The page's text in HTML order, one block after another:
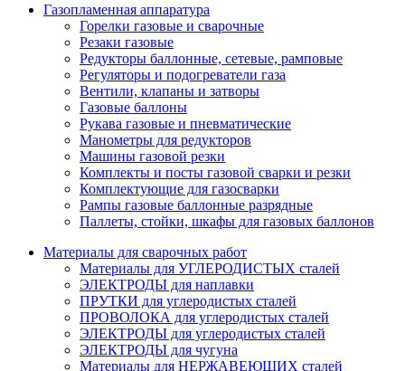
Газопламенная аппаратура
Горелки газовые и сварочные
Резаки газовые
Редукторы баллонные, сетевые, рамповые
Регуляторы и подогреватели газа
Вентили, клапаны и затворы
Газовые баллоны
Рукава газовые и пневматические
Манометры для редукторов
Машины газовой резки
Комплекты и посты газовой сварки и резки
Комплектующие для газосварки
Рампы газовые баллонные разрядные
Паллеты, стойки, шкафы для газовых баллонов
Материалы для сварочных работ
Материалы для УГЛЕРОДИСТЫХ сталей
ЭЛЕКТРОДЫ для наплавки
ПРУТКИ для углеродистых сталей
ПРОВОЛОКА для углеродистых сталей
ЭЛЕКТРОДЫ для углеродистых сталей
ЭЛЕКТРОДЫ для чугуна
Материалы для НЕРЖАВЕЮЩИХ сталей